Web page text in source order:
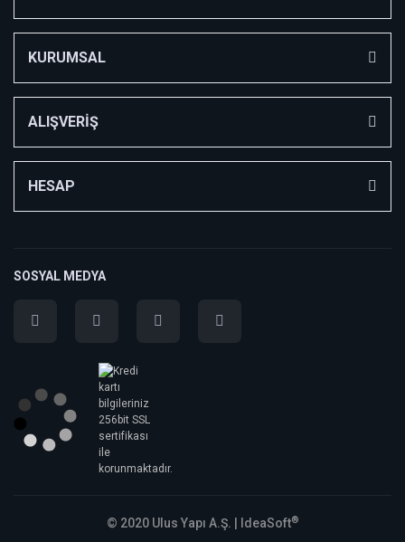
KURUMSAL
ALIŞVERİŞ
HESAP
SOSYAL MEDYA
© 2020 Ulus Yapı A.Ş. | IdeaSoft®